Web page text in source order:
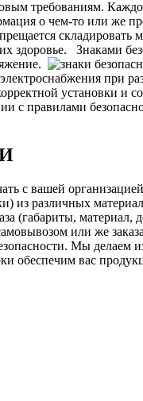
требованиям.
о чем-то или же
складировать
здоровье.
Знаками
при
установки и
с правилами
с вашей
из различных
(габариты,
или же
Мы делаем
обеспечим вас